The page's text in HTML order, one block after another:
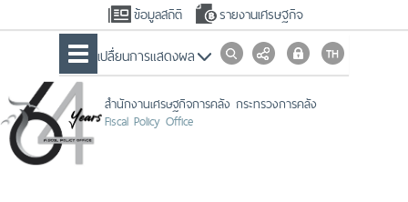
ข้อมูลสถิติ รายงานเศรษฐกิจ
เปลื่ยนการแสดงผล
สำนักงานเศรษฐกิจการคลัง กระทรวงการคลัง
Fiscal Policy Office